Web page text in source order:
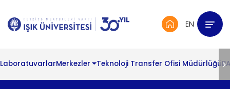
EN
LaboratuvarlarMerkezler Teknoloji Transfer Ofisi Müdürlüğü